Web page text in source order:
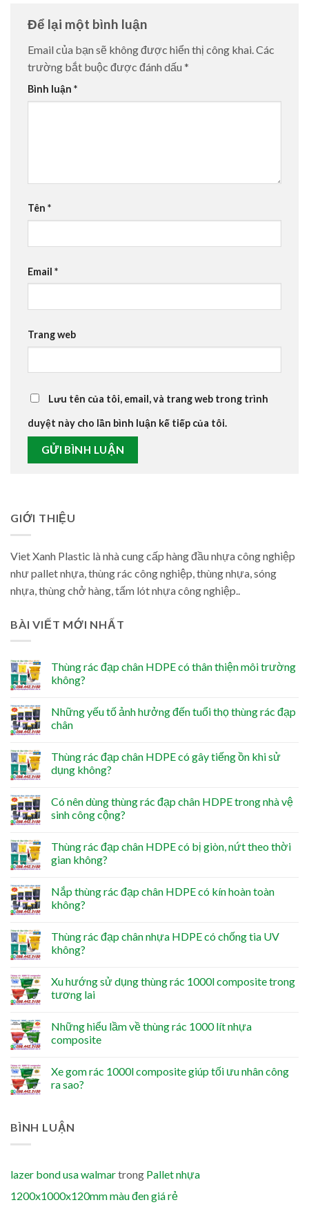
Để lại một bình luận
Email của bạn sẽ không được hiển thị công khai.Các
trường bắt buộc được đánh dấu *
Bình luận *
Tên *
Email *
Trang web
Lưu tên của tôi, email, và trang web trong trình
duyệt này cho lần bình luận kế tiếp của tôi.
GIỚI THIỆU
Viet Xanh Plastic là nhà cung cấp hàng đầu nhựa công nghiệp
như pallet nhựa, thùng rác công nghiệp, thùng nhựa, sóng
nhựa, thùng chở hàng, tấm lót nhựa công nghiệp..
BÀI VIẾT MỚI NHẤT
Thùng rác đạp chân HDPE có thân thiện môi trường
không?
Những yếu tố ảnh hưởng đến tuổi thọ thùng rác đạp
chân
Thùng rác đạp chân HDPE có gây tiếng ồn khi sử
dụng không?
Có nên dùng thùng rác đạp chân HDPE trong nhà vệ
sinh công cộng?
Thùng rác đạp chân HDPE có bị giòn, nứt theo thời
gian không?
Nắp thùng rác đạp chân HDPE có kín hoàn toàn
không?
Thùng rác đạp chân nhựa HDPE có chống tia UV
không?
Xu hướng sử dụng thùng rác 1000l composite trong
tương lai
Những hiểu lầm về thùng rác 1000 lít nhựa
composite
Xe gom rác 1000l composite giúp tối ưu nhân công
ra sao?
BÌNH LUẬN
lazer bond usa walmartrong Pallet nhựa
1200x1000x120mm màu đen giá rẻ